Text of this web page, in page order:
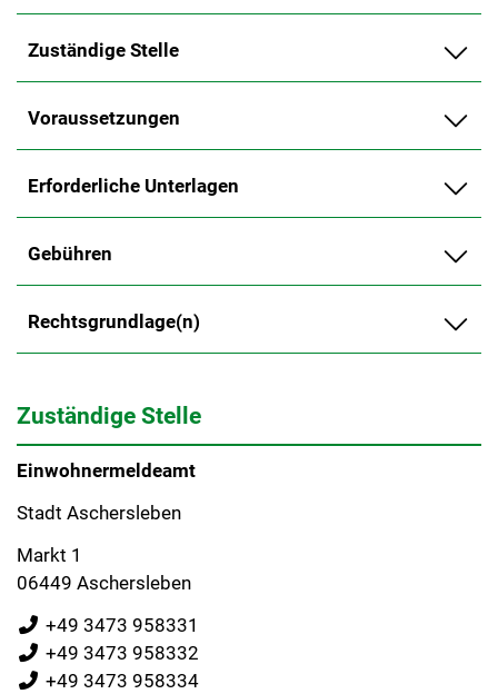
Zuständige Stelle
Voraussetzungen
Erforderliche Unterlagen
Gebühren
Rechtsgrundlage(n)
Zuständige Stelle
Einwohnermeldeamt
Stadt Aschersleben
Markt 1
06449 Aschersleben
+49 3473 958331
+49 3473 958332
+49 3473 958334